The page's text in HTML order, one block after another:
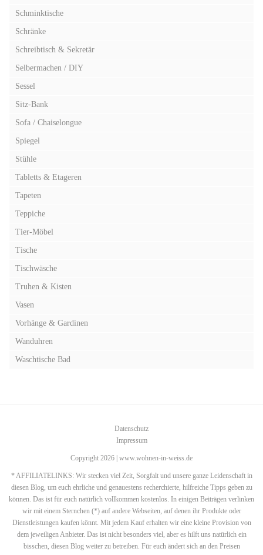
Schminktische
Schränke
Schreibtisch & Sekretär
Selbermachen / DIY
Sessel
Sitz-Bank
Sofa / Chaiselongue
Spiegel
Stühle
Tabletts & Etageren
Tapeten
Teppiche
Tier-Möbel
Tische
Tischwäsche
Truhen & Kisten
Vasen
Vorhänge & Gardinen
Wanduhren
Waschtische Bad
Datenschutz
Impressum
Copyright 2026 | www.wohnen-in-weiss.de
* AFFILIATELINKS: Wir stecken viel Zeit, Sorgfalt und unsere ganze Leidenschaft in
diesen Blog, um euch ehrliche und genauestens recherchierte, hilfreiche Tipps geben zu
können. Das ist für euch natürlich vollkommen kostenlos. In einigen Beiträgen verlinken
wir mit einem Sternchen (*) auf andere Webseiten, auf denen ihr Produkte oder
Dienstleistungen kaufen könnt. Mit jedem Kauf erhalten wir eine kleine Provision von
dem jeweiligen Anbieter. Das ist nicht besonders viel, aber es hilft uns natürlich ein
bisschen, diesen Blog weiter zu betreiben. Für euch ändert sich an den Preisen